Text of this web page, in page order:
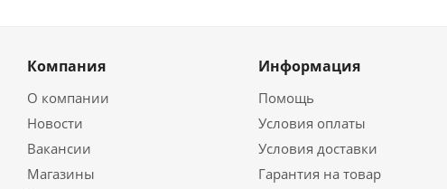
Компания
О компании
Новости
Вакансии
Магазины
Информация
Помощь
Условия оплаты
Условия доставки
Гарантия на товар